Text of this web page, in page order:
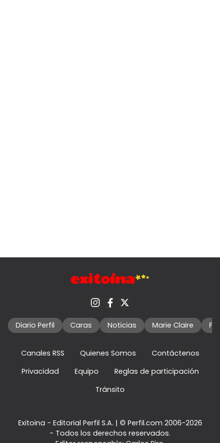
Diario Perfil Caras Noticias Marie Claire
Canales RSS Quienes Somos
Contáctenos
Privacidad
Equipo
Reglas de participación
Tránsito
Exitoina - Editorial Perfil S.A. | © Perfil.com 2006-2026
- Todos los derechos reservados.